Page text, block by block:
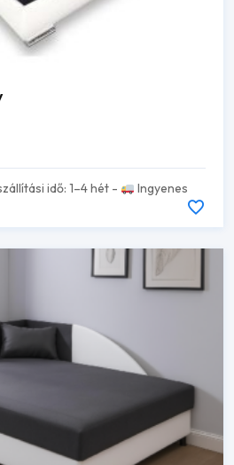
idő: 1–4 hét -
Ingyenes